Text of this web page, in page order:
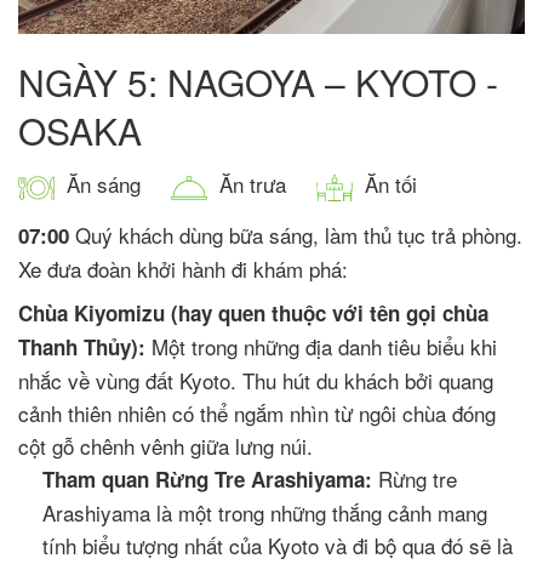
NGÀY 5: NAGOYA – KYOTO -
OSAKA
Ăn sáng Ăn trưa Ăn tối
07:00 Quý khách dùng bữa sáng, làm thủ tục trả phòng.
Xe đưa đoàn khởi hành đi khám phá:
Chùa Kiyomizu (hay quen thuộc với tên gọi chùa
Thanh Thủy): Một trong những địa danh tiêu biểu khi
nhắc về vùng đất Kyoto. Thu hút du khách bởi quang
cảnh thiên nhiên có thể ngắm nhìn từ ngôi chùa đóng
cột gỗ chênh vênh giữa lưng núi.
Tham quan Rừng Tre Arashiyama: Rừng tre
Arashiyama là một trong những thắng cảnh mang
tính biểu tượng nhất của Kyoto và đi bộ qua đó sẽ là